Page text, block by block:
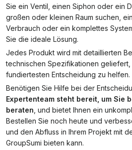
Sie ein Ventil, einen Siphon oder ein
großen oder kleinen Raum suchen,
Verbrauch oder ein komplettes
Sie die ideale Lösung.
Jedes Produkt wird mit detaillierten
technischen Spezifikationen
fundiertesten Entscheidung zu helfen.
Benötigen Sie Hilfe bei der
Expertenteam steht bereit, um Sie
beraten , und bietet Ihnen ein
Bestellen Sie noch heute und
und den Abfluss in Ihrem Projekt mit
GroupSumi bieten kann.